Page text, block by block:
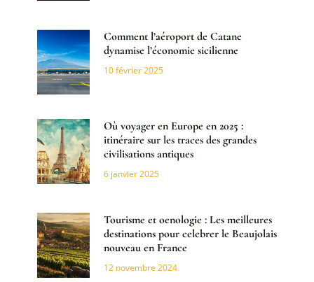
Comment l’aéroport de Catane
dynamise l’économie sicilienne
10 février 2025
Où voyager en Europe en 2025 :
itinéraire sur les traces des grandes
civilisations antiques
6 janvier 2025
Tourisme et oenologie : Les meilleures
destinations pour celebrer le Beaujolais
nouveau en France
12 novembre 2024